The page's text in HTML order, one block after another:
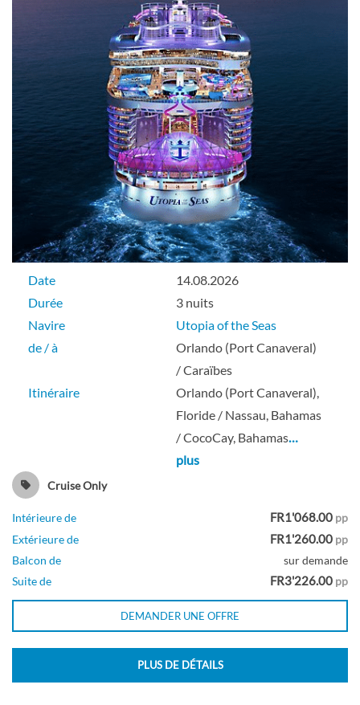
Date
14.08.2026
Durée
3 nuits
Navire
Utopia of the Seas
de / à
Orlando (Port Canaveral)
/ Caraïbes
Itinéraire
Orlando (Port Canaveral),
Floride / Nassau, Bahamas
/ CocoCay, Bahamas…
plus
Cruise Only
Intérieure de FR1'068.00 pp
Extérieure de
FR1'260.00 pp
Balcon de
sur demande
Suite de
FR3'226.00 pp
DEMANDER UNE OFFRE
PLUS DE DÉTAILS